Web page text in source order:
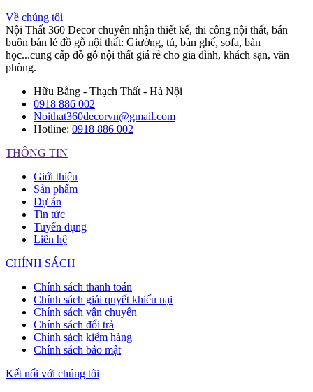
Về chúng tôi
Nội Thất 360 Decor chuyên nhận thiết kế, thi công nội thất, bán
buôn bán lẻ đồ gỗ nội thất: Giường, tủ, bàn ghế, sofa, bàn
học...cung cấp đồ gỗ nội thất giá rẻ cho gia đình, khách sạn, văn
phòng.
Hữu Bằng - Thạch Thất - Hà Nội
0918 886 002
Noithat360decorvn@gmail.com
Hotline: 0918 886 002
THÔNG TIN
Giới thiệu
Sản phẩm
Dự án
Tin tức
Tuyển dụng
Liên hệ
CHÍNH SÁCH
Chính sách thanh toán
Chính sách giải quyết khiếu nại
Chính sách vận chuyển
Chính sách đổi trả
Chính sách kiểm hàng
Chính sách bảo mật
Kết nối với chúng tôi